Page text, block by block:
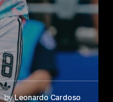
byLeonardo Cardoso